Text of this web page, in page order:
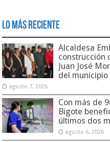
Lo Más Reciente
Alcaldesa
construcción
Juan José
del municipio
agosto 7, 2026
Con más de
Bigote
últimos dos
agosto 6, 2026